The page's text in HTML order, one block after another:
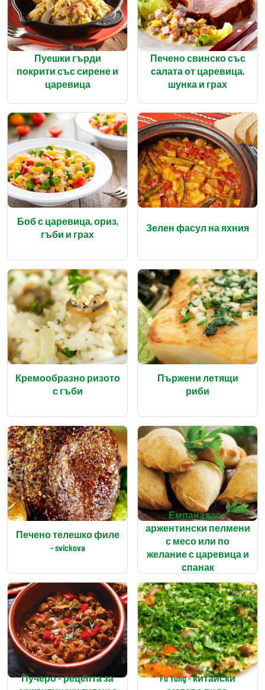
Пуешки гърди
покрити със сирене и
царевица
Печено свинско със
салата от царевица,
шунка и грах
Боб с царевица, ориз,
гъби и грах
Зелен фасул на яхния
Кремообразно ризото
с гъби
Пържени летящи
риби
Печено телешко филе
- svickova
Емпанадас –
аржентински пелмени
с месо или по
желание с царевица и
спанак
Пучеро – рецепта за
Fu Yung - китайски